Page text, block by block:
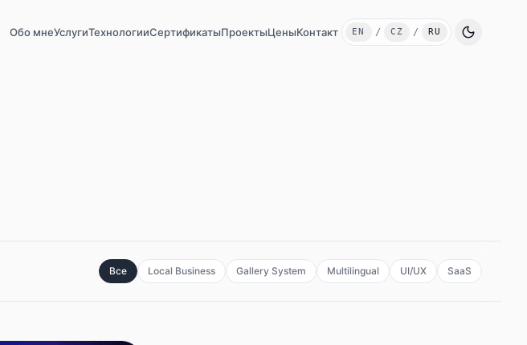
Обо мнеУслугиТехнологииСертификатыПроектыЦеныКонтакт EN / CZ / RU
Сменить язык
Все Local Business Gallery System Multilingual UI/UX SaaS